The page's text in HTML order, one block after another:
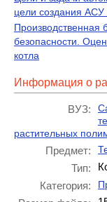
цели создания АСУ
Производственная
безопасности.
котла
Информация о
ВУЗ:
растительных
Предмет:
Тип:
Категория: